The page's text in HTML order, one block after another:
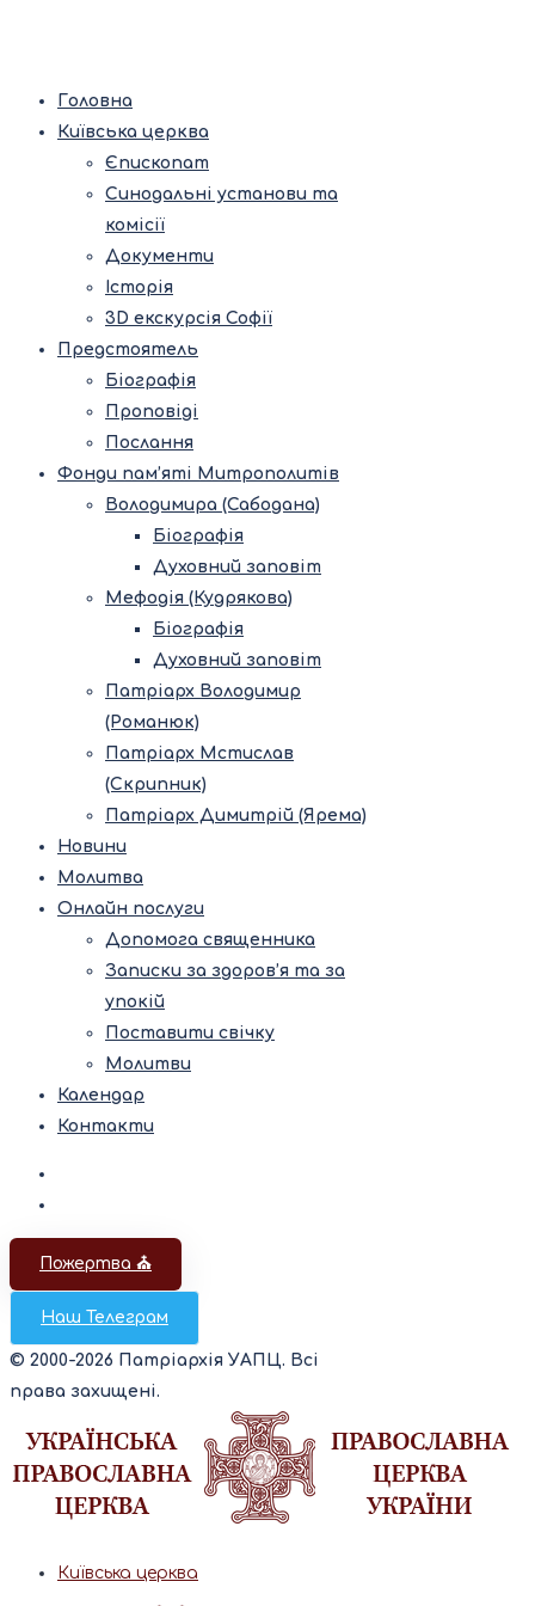
Головна
Київська церква
Єпископат
Синодальні установи та
комісії
Документи
Історія
3D екскурсія Софії
Предстоятель
Біографія
Проповіді
Послання
Фонди пам’яті Митрополитів
Володимира (Сабодана)
Біографія
Духовний заповіт
Мефодія (Кудрякова)
Біографія
Духовний заповіт
Патріарх Володимир
(Романюк)
Патріарх Мстислав
(Скрипник)
Патріарх Димитрій (Ярема)
Новини
Молитва
Онлайн послуги
Допомога священника
Записки за здоров’я та за
упокій
Поставити свічку
Молитви
Календар
Контакти
Пожертва ⛪️
Наш Телеграм
© 2000-2026 Патріархія УАПЦ. Всі
права захищені.
Київська церква